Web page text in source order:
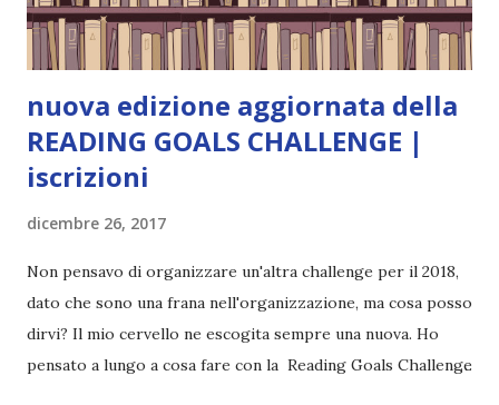
visto, l'ho sentito. Le cose che ha fatto, i misfatti ch...
nuova edizione aggiornata della
READING GOALS CHALLENGE |
iscrizioni
dicembre 26, 2017
Non pensavo di organizzare un'altra challenge per il 2018,
dato che sono una frana nell'organizzazione, ma cosa posso
dirvi? Il mio cervello ne escogita sempre una nuova. Ho
pensato a lungo a cosa fare con la Reading Goals Challenge